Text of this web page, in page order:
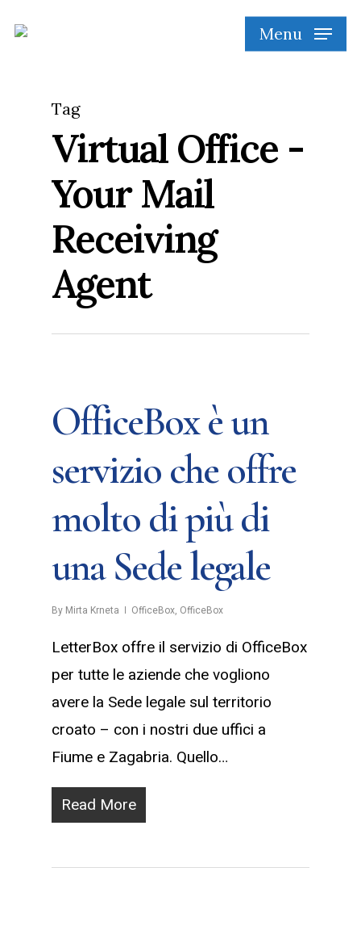
Menu
Tag
Virtual Office -
Your Mail
Receiving
Agent
OfficeBox è un
servizio che offre
molto di più di
una Sede legale
By Mirta Krneta OfficeBox, OfficeBox
LetterBox offre il servizio di OfficeBox
per tutte le aziende che vogliono
avere la Sede legale sul territorio
croato – con i nostri due uffici a
Fiume e Zagabria. Quello…
Read More